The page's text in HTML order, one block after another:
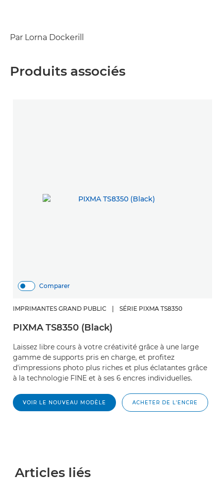
Par Lorna Dockerill
Produits associés
Comparer
IMPRIMANTES GRAND PUBLIC | SÉRIE PIXMA TS8350
PIXMA TS8350 (Black)
Laissez libre cours à votre créativité grâce à une large
gamme de supports pris en charge, et profitez
d'impressions photo plus riches et plus éclatantes grâce
à la technologie FINE et à ses 6 encres individuelles.
VOIR LE NOUVEAU MODÈLE ACHETER DE L'ENCRE
Articles liés